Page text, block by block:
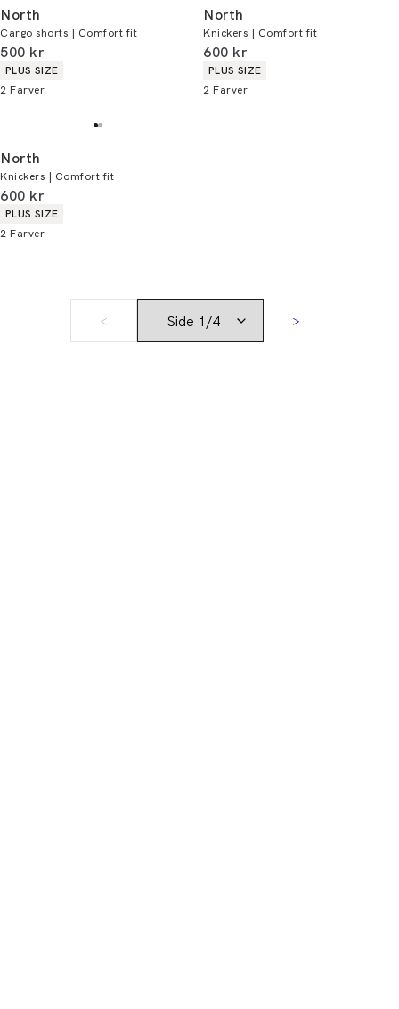
North
Cargo shorts | Comfort fit
I alt (inkl. rabat)
500 kr
Produkt egenskaber
PLUS SIZE
2 Farver
North
Knickers | Comfort fit
I alt (inkl. rabat)
600 kr
Produkt egenskaber
PLUS SIZE
2 Farver
North
Knickers | Comfort fit
I alt (inkl. rabat)
600 kr
Produkt egenskaber
PLUS SIZE
2 Farver